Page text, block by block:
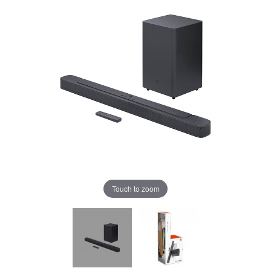
Touch to zoom